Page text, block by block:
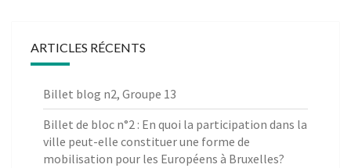
ARTICLES RÉCENTS
Billet blog n2, Groupe 13
Billet de bloc n°2 : En quoi la participation dans la
ville peut-elle constituer une forme de
mobilisation pour les Européens à Bruxelles?